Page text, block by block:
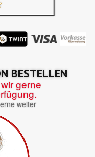
BESTELLEN
gerne
weiter